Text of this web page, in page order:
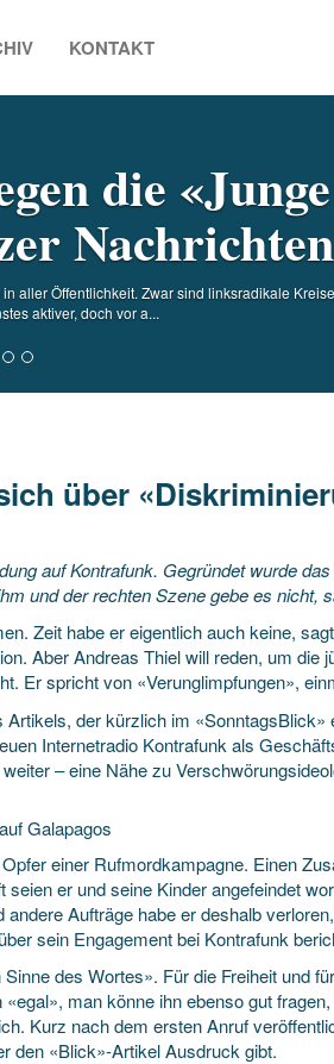
KONTAKT
die
aller Öffentlichkeit. Zwar sind linksradikale
aktiver, doch vor a...
über
auf Kontrafunk. Gegründet wurde
und der rechten Szene gebe es nicht,
Zeit habe er eigentlich auch keine,
Aber Andreas Thiel will reden, um die
Er spricht von «Verunglimpfungen»,
der kürzlich im
Internetradio Kontrafunk als
– eine Nähe zu
Galapagos
einer Rufmordkampagne. Einen
er und seine Kinder angefeindet
Aufträge habe er deshalb
sein Engagement bei Kontrafunk
des Wortes». Für die Freiheit und
man könne ihn ebenso gut
Kurz nach dem ersten Anruf
den «Blick»-Artikel Ausdruck gibt.